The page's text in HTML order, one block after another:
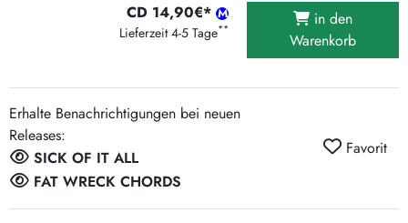
CD 14,90€*
Lieferzeit 4-5 Tage**
in den
Warenkorb
Erhalte Benachrichtigungen bei neuen
Releases:
SICK OF IT ALL
FAT WRECK CHORDS
Favorit